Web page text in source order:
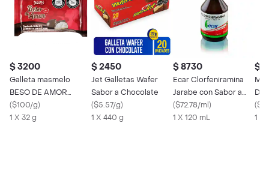
$ 3200
Galleta masmelo
BESO DE AMOR
cubierta sabor
chocolate x 32g
($100/g)
1 X 32 g
$ 2450
Jet Galletas Wafer
Sabor a Chocolate
($5.57/g)
1 X 440 g
$ 8730
Ecar Clorfeniramina
Jarabe con Sabor a
Frambuesa (2 mg / 5
mL)
($72.78/ml)
1 X 120 mL
$
(
1 X